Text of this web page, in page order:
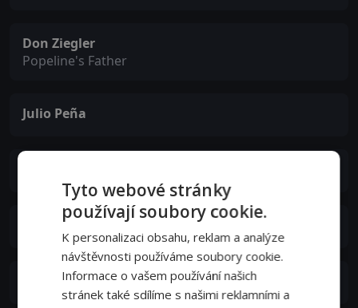
Don Ziegler
Popeline's Father
Julio Peña
Teresa del Río
Billy Kearns
Tyto webové stránky
používají soubory cookie.
K personalizaci obsahu, reklam a analýze
návštěvnosti používáme soubory cookie.
Informace o vašem používání našich
stránek také sdílíme s našimi reklamními a